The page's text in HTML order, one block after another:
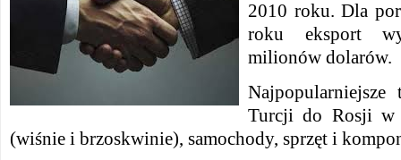
2010 roku. Dla
roku eksport
milionów dolarów.
Turcji do Rosji w
(wiśnie i brzoskwinie), samochody, sprzęt i